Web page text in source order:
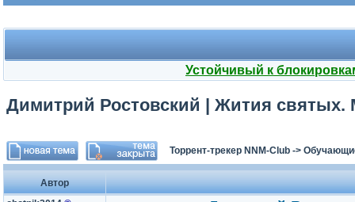
Устойчивый к
Димитрий Ростовский | Жития святых.
Торрент-трекер NNM-Club ->
Автор